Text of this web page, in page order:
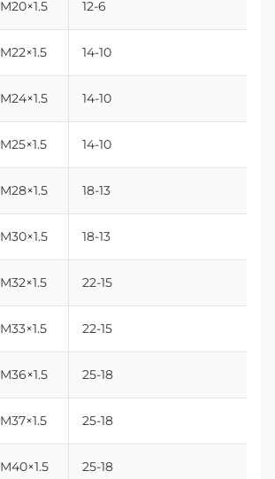
M20×1.5 12-6
M22×1.5 14-10
M24×1.5 14-10
M25×1.5 14-10
M28×1.5 18-13
M30×1.5 18-13
M32×1.5 22-15
M33×1.5 22-15
M36×1.5 25-18
M37×1.5 25-18
M40×1.5 25-18